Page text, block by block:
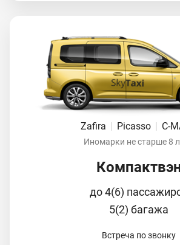
Zafira | Picasso | C-
Иномарки не старше 8
до 4(6)
5(2) багажа
Встреча по звонку